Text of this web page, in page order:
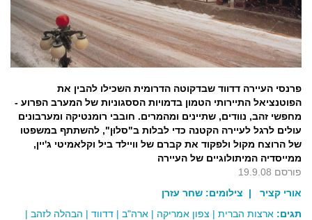
פרנסי העיירה דדווד שבדקוטה הדרומית השכילו להבין את
הפוטנציאל התיירותי הטמון בדמויות הססגוניות של המערב הפרוע -
מחפשי זהב, נוודים, שתיינים ומהמרים. חובבי רומנטיקה ומערבונים
עולים לרגל לעיירה הקטנה כדי לבלות ב"סלוּן", להשתתף במשפטו
של הרוצח מקול ולפקוד את קברם של וויילד ביל וקלאמיטי ג'יין,
ממייסדיה המיתולוגיים של העיירה
פורסם 19.9.08
אורי קציר
| צילומים: שחר עזרן
תגים: ארצות הברית | צפון אמריקה | ארה"ב | דדווד | הבהלה לזהב |